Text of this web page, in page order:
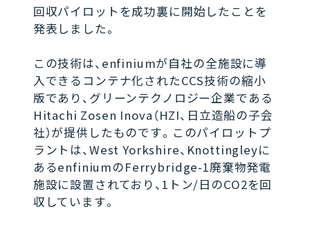
回収パイロットを成功裏に開始したことを
発表しました。
この技術は、enfiniumが自社の全施設に導
入できるコンテナ化されたCCS技術の縮小
版であり、グリーンテクノロジー企業である
Hitachi Zosen Inova（HZI、日立造船の子会
社）が提供したものです。このパイロットプ
ラントは、West Yorkshire、Knottingleyに
あるenfiniumのFerrybridge-1廃棄物発電
施設に設置されており、1トン/日のCO2を回
収しています。